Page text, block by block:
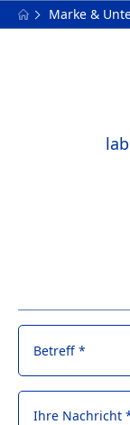
Marke &
Betreff *
Ihre Nachricht